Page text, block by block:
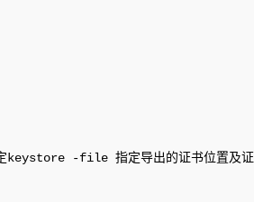
-file 指定导出的证书位置及